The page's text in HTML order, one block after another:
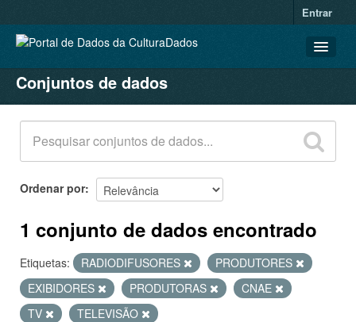
Entrar
CONJUNTOS DE DADOS
ORGANIZAÇÕES
GRUPOS
SOBRE
Conjuntos de dados
Ordenar por
1 conjunto de dados encontrado
Etiquetas: RADIODIFUSORES
PRODUTORES
EXIBIDORES
PRODUTORAS
CNAE
TV
TELEVISÃO